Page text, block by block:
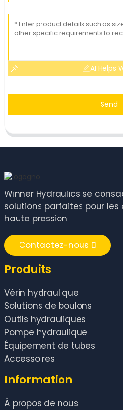
AI Helps
Send
Winner Hydraulics se
solutions parfaites pour les
haute pression
Contactez-nous
Produits
Vérin hydraulique
Solutions de boulons
Outils hydrauliques
Pompe hydraulique
Équipement de tubes
Accessoires
Information
À propos de nous